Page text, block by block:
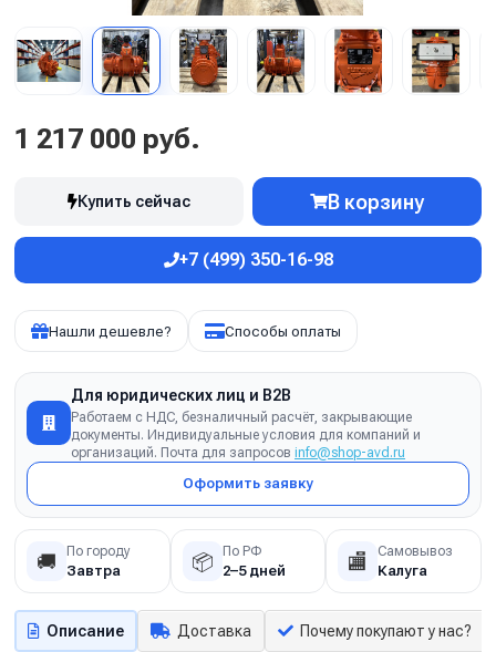
1 217 000 руб.
Купить сейчас В корзину
+7 (499) 350-16-98
Нашли дешевле? Способы оплаты
Для юридических лиц и B2B
Работаем с НДС, безналичный расчёт, закрывающие
документы. Индивидуальные условия для компаний и
организаций. Почта для запросов info@shop-avd.ru
Оформить заявку
🚚 По городу
Завтра 📦 По РФ
2–5 дней 🏬 Самовывоз
Калуга
Описание Доставка Почему покупают у нас?